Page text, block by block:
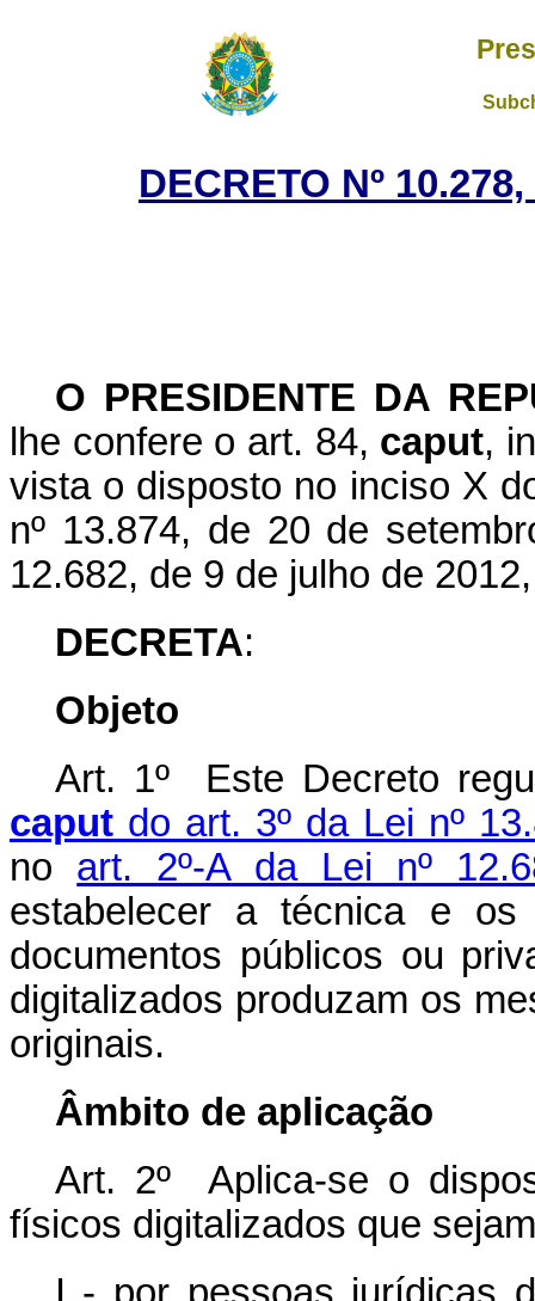
DECRETO Nº
O PRESIDENTE DA
lhe confere o art. 84, caput,
vista o disposto no inciso X
nº 13.874, de 20 de
12.682, de 9 de julho de
DECRETA:
Objeto
Art. 1º Este Decreto
caput do art. 3º da Lei nº
no art. 2º-A da Lei nº
estabelecer a técnica e
documentos públicos ou
digitalizados produzam os
originais.
Âmbito de aplicação
Art. 2º Aplica-se o
físicos digitalizados que